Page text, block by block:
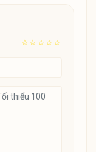
☆
☆
☆
☆
☆